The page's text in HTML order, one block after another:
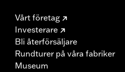
Vårt företag
Investerare
Bli återförsäljare
Rundturer på våra fabriker
Museum